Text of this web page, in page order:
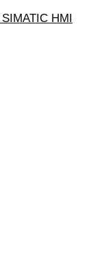
HMI